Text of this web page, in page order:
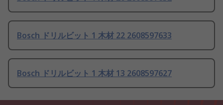
Bosch ドリルビット 1 木材 22 2608597633
Bosch ドリルビット 1 木材 13 2608597627